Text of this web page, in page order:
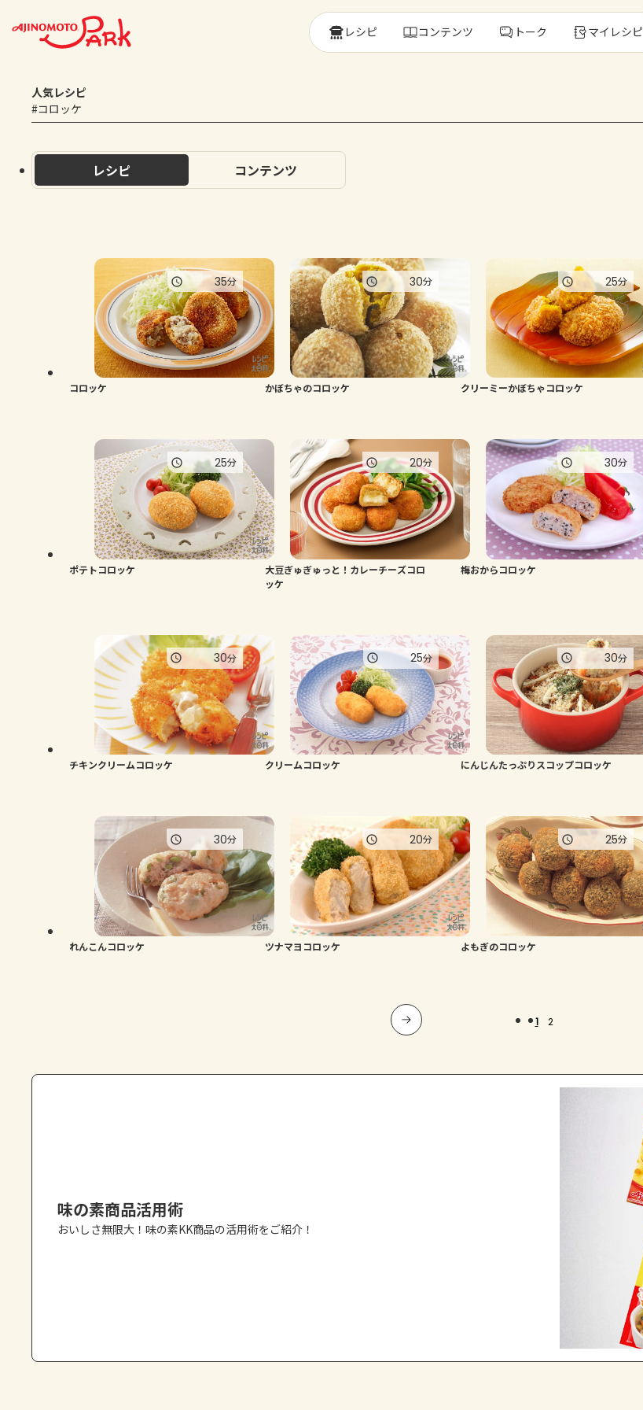
レシピ コンテンツ トーク マイレシピ
人気レシピ
#コロッケ
レシピ コンテンツ
コロッケ
35分
かぼちゃのコロッケ
30分
クリーミーかぼちゃコロッケ
25分
ポテトコロッケ
25分
大豆ぎゅぎゅっと！カレーチーズコロ
ッケ
20分
梅おからコロッケ
30分
チキンクリームコロッケ
30分
クリームコロッケ
25分
にんじんたっぷりスコップコロッケ
30分
れんこんコロッケ
30分
ツナマヨコロッケ
20分
よもぎのコロッケ
25分
1 2
味の素商品活用術
おいしさ無限大！味の素KK商品の活用術をご紹介！